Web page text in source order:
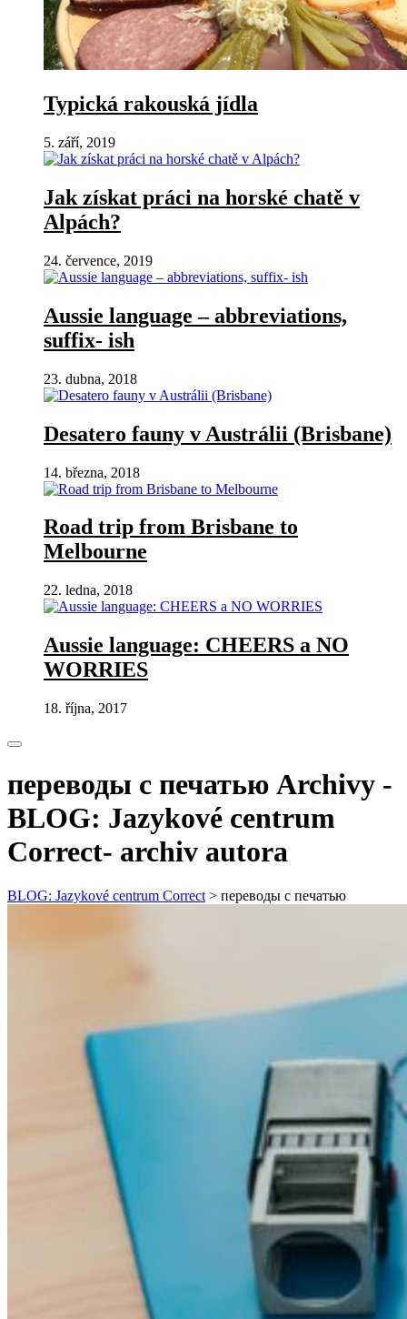
Typická rakouská jídla
5. září, 2019
Jak získat práci na horské chatě v
Alpách?
24. července, 2019
Aussie language – abbreviations,
suffix- ish
23. dubna, 2018
Desatero fauny v Austrálii (Brisbane)
14. března, 2018
Road trip from Brisbane to
Melbourne
22. ledna, 2018
Aussie language: CHEERS a NO
WORRIES
18. října, 2017
переводы с печатью Archivy -
BLOG: Jazykové centrum
Correct- archiv autora
BLOG: Jazykové centrum Correct > переводы с печатью